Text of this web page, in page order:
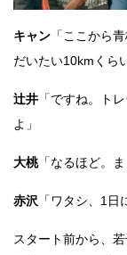
キャン 「ここから
だいたい10kmくら
辻井 「ですね。ト
よ」
大桃「なるほど。
赤沢 「ワタシ、1
スタート前から、